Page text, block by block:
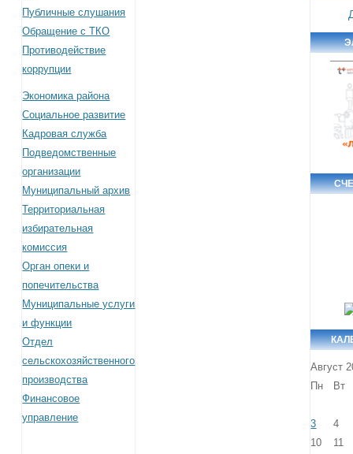
Публичные слушания
Обращение с ТКО
Противодействие
коррупции
Экономика района
Социальное развитие
Кадровая служба
Подведомственные
организации
Муниципальный архив
Территориальная
избирательная
комиссия
Орган опеки и
попечительства
Муниципальные услуги
и функции
Отдел
сельскохозяйственного
производства
Финансовое
управление
Август
Пн
Вт
3
4
10
11